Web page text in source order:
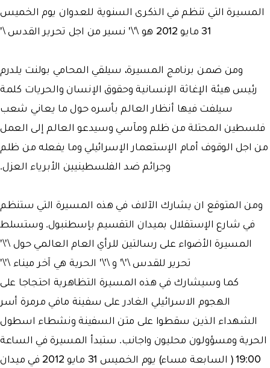
المسيرة التي تنظم في الذكرى السنوية للعدوان يوم الخميس
31 مايو 2012 هو \'\' نسير من اجل تحرير القدس \'
ومن ضمن برنامج المسيرة، سيلقي المحامي بولنت يلدرم
رئيس هيئة الإغاثة الإنسانية وحقوق الإنسان والحريات كلمة
سيلفت فيها أنظار العالم بأسره حول ما يعاني شعب
فلسطين المحتلة من ظلم ومآسي وسيدعو العالم إلى العمل
من اجل الوقوف أمام الإستعمار الإسرائيلي وما يفعله من ظلم
وجرائم ضد الفلسطينيين الأبرياء العزل.
ومن المتوقع ان يشارك الآلاف في هذه المسيرة التي ستنظم
في شارع الإستقلال بميدان التقسيم بإسطنبول. وستسلط
المسيرة الأضواء على رسالتين للرأي العام العالمي حول \'\'
تحرير للقدس \'\' و \'\' الحرية هي آخر ميناء \'\'
كما وسيشارك في هذه المسيرة التظاهرية احتجاجا على
الهجوم الاسرائيلي الغادر على سفينة مافي مرمرة أسر
الشهداء الذين سقطوا على متن السفينة ونشطاء اسطول
الحرية ومسؤولون محليون واجانب. ستبدأ المسيرة في الساعة
19:00 ( السابعة مساء) يوم الخميس 31 مايو 2012 في ميدان